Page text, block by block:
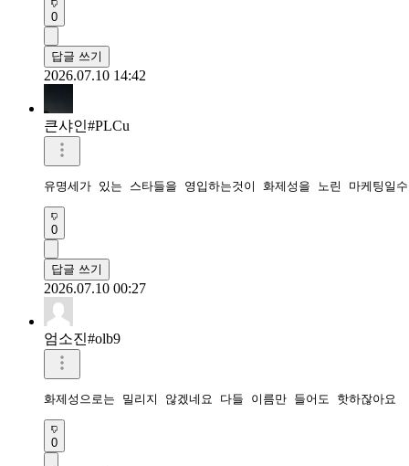
0
답글 쓰기
2026.07.10 14:42
큰샤인#PLCu
유명세가 있는 스타들을 영입하는것이 화제성을 노린 마케팅일
0
답글 쓰기
2026.07.10 00:27
엄소진#olb9
화제성으로는 밀리지 않겠네요 다들 이름만 들어도 핫하잖아요
0